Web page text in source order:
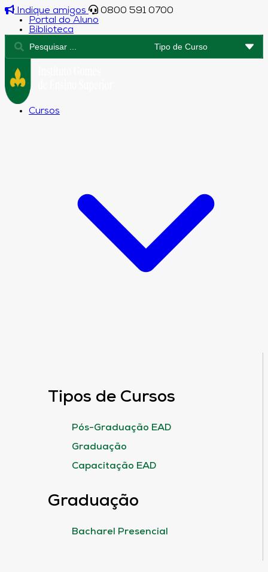
Indique amigos
0800 591 0700
Portal do Aluno
Biblioteca
Cursos
Tipos de Cursos
Pós-Graduação EAD
Graduação
Capacitação EAD
Graduação
Bacharel Presencial